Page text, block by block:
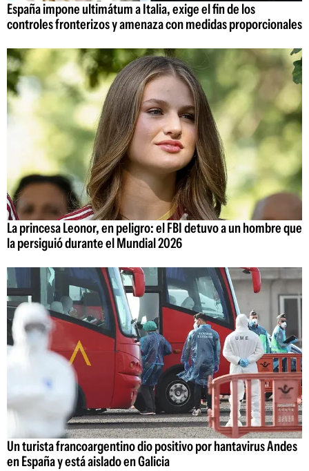
España impone ultimátum a Italia, exige el fin de los
controles fronterizos y amenaza con medidas proporcionales
La princesa Leonor, en peligro: el FBI detuvo a un hombre que
la persiguió durante el Mundial 2026
Un turista francoargentino dio positivo por hantavirus Andes
en España y está aislado en Galicia